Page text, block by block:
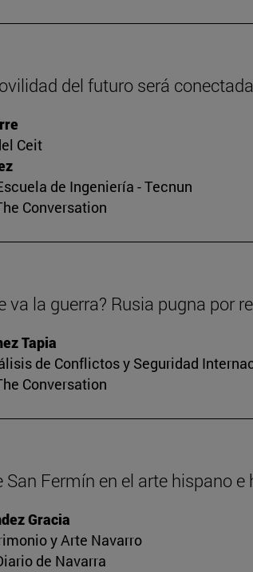
del futuro será
Ceit
de Ingeniería - Tecnun
Conversation
va la guerra? Rusia pugna por
Tapia
de Conflictos y Seguridad
Conversation
San Fermín en el arte hispano
Gracia
y Arte Navarro
de Navarra